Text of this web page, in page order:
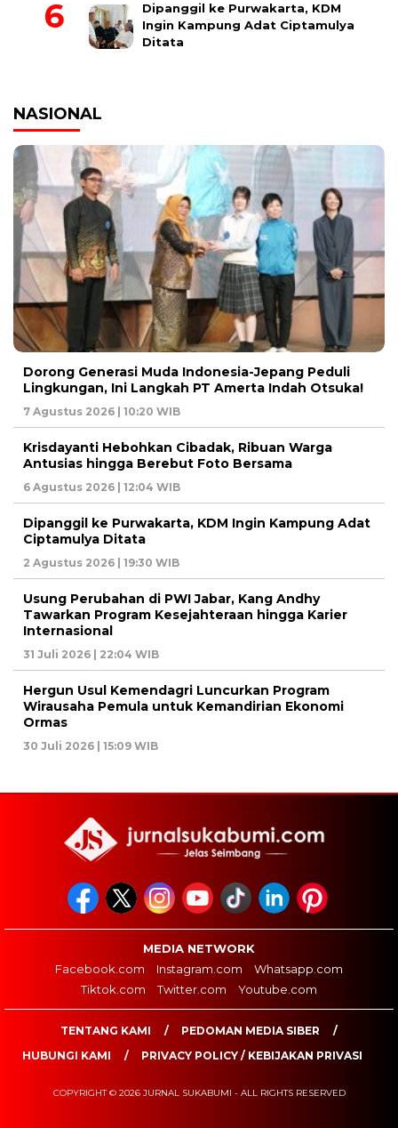
Dipanggil ke Purwakarta, KDM
Ingin Kampung Adat Ciptamulya
Ditata
NASIONAL
Dorong Generasi Muda Indonesia-Jepang Peduli
Lingkungan, Ini Langkah PT Amerta Indah Otsuka!
7 Agustus 2026 | 10:20 WIB
Krisdayanti Hebohkan Cibadak, Ribuan Warga
Antusias hingga Berebut Foto Bersama
6 Agustus 2026 | 12:04 WIB
Dipanggil ke Purwakarta, KDM Ingin Kampung Adat
Ciptamulya Ditata
2 Agustus 2026 | 19:30 WIB
Usung Perubahan di PWI Jabar, Kang Andhy
Tawarkan Program Kesejahteraan hingga Karier
Internasional
31 Juli 2026 | 22:04 WIB
Hergun Usul Kemendagri Luncurkan Program
Wirausaha Pemula untuk Kemandirian Ekonomi
Ormas
30 Juli 2026 | 15:09 WIB
MEDIA NETWORK
Facebook.com
Instagram.com
Whatsapp.com
Tiktok.com
Twitter.com Youtube.com
TENTANG KAMI
PEDOMAN MEDIA SIBER
HUBUNGI KAMI
PRIVACY POLICY / KEBIJAKAN PRIVASI
COPYRIGHT © 2026 JURNAL SUKABUMI - ALL RIGHTS RESERVED